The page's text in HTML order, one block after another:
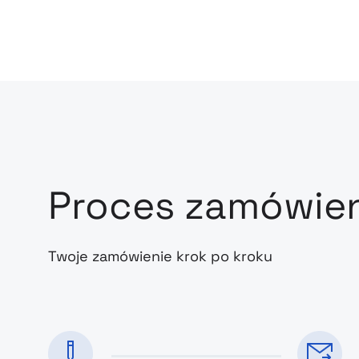
Proces
Twoje zamówienie krok po kroku